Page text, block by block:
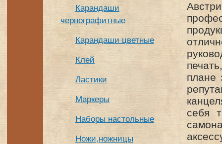
Карандаши
чернографитные
Карандаши цветные
Клей
Ластики
Маркеры
Наборы настольные
Ножи,ножницы
плане
себя